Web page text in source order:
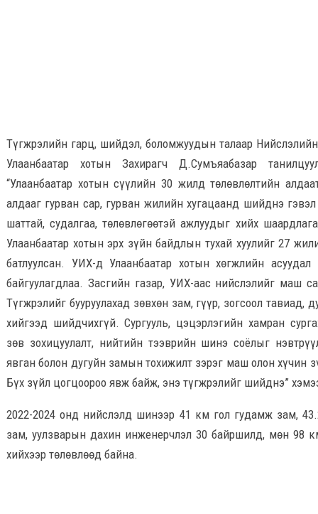
Түгжрэлийн гарц, шийдэл, боломжуудын талаар
Улаанбаатар хотын Захирагч Д.Сумъяабазар
“Улаанбаатар хотын сүүлийн 30 жилд төлөвлөлтийн
алдааг гурван сар, гурван жилийн хугацаанд шийднэ
шаттай, судалгаа, төлөвлөгөөтэй ажлуудыг хийх
Улаанбаатар хотын эрх зүйн байдлын тухай хуулийг 27
батлуулсан. УИХ-д Улаанбаатар хотын хөгжлийн асуудал
байгуулагдлаа. Засгийн газар, УИХ-аас нийслэлийг маш
Түгжрэлийг бууруулахад зөвхөн зам, гүүр, зогсоол тавиад,
хийгээд шийдчихгүй. Сургууль, цэцэрлэгийн хамран
зөв зохицуулалт, нийтийн тээврийн шинэ соёлыг
явган болон дугуйн замын тохижилт зэрэг маш олон хүчин
Бүх зүйл цогцоороо явж байж, энэ түгжрэлийг шийднэ”
2022-2024 онд нийслэлд шинээр 41 км гол гудамж зам,
зам, уулзварын дахин инженерчлэл 30 байршилд, мөн 98
хийхээр төлөвлөөд байна.